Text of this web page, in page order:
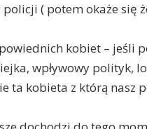
( potem okaże się
kobiet – jeśli
wpływowy polityk,
ta kobieta z którą nasz